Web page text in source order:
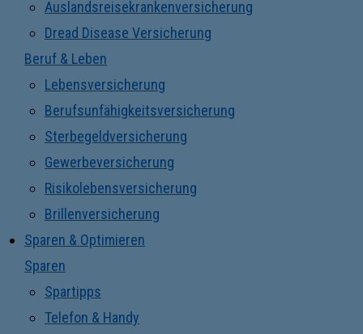
Auslandsreisekrankenversicherung
Dread Disease Versicherung
Beruf & Leben
Lebensversicherung
Berufsunfähigkeitsversicherung
Sterbegeldversicherung
Gewerbeversicherung
Risikolebensversicherung
Brillenversicherung
Sparen & Optimieren
Sparen
Spartipps
Telefon & Handy